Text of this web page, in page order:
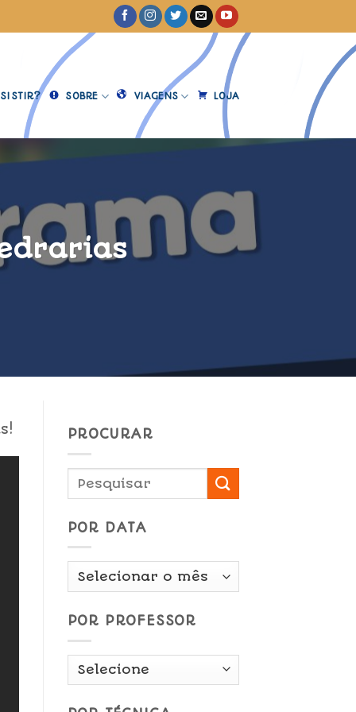
SOBRE VIAGENS LOJA
PROCURAR
POR DATA
Por
POR PROFESSOR